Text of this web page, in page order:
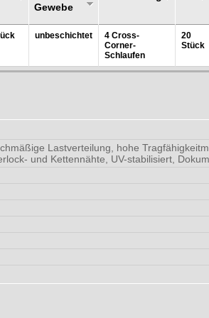
Gewebe
unbeschichtet
4 Cross-
Corner-
Schlaufen
20
Stück
Lastverteilung, hohe
und Kettennähte, UV-stabilisiert,